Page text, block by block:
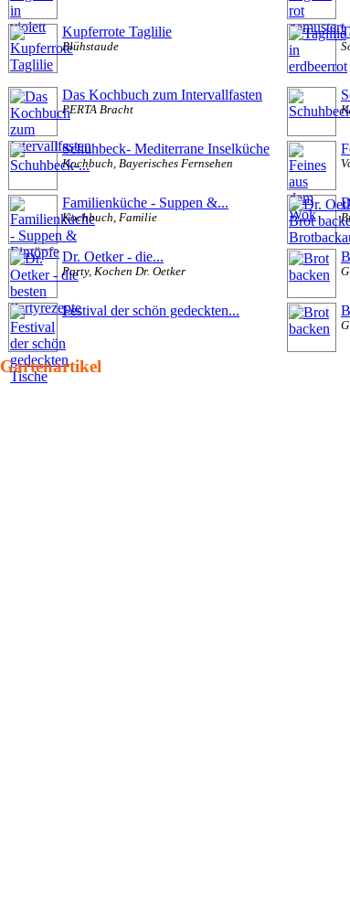
Kupferrote Taglilie
Blühstaude
Das Kochbuch zum Intervallfasten
PERTA Bracht
Schuhbeck- Mediterrane Inselküche
Kochbuch, Bayerisches Fernsehen
Familienküche - Suppen &...
Kochbuch, Familie
Dr. Oetker - die...
Party, Kochen Dr. Oetker
Festival der schön gedeckten...
Gartenartikel